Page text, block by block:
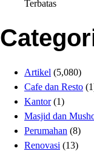
Terbatas
Artikel (5,080)
Cafe dan Resto
Kantor(1)
Masjid dan
Perumahan (8)
Renovasi (13)